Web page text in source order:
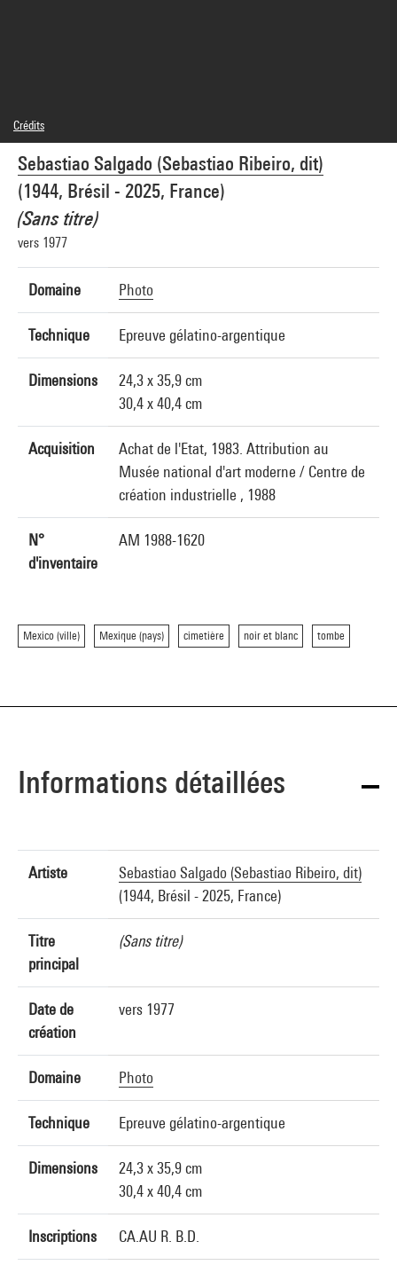
Sebastiao Salgado (Sebastiao Ribeiro, dit)
(1944, Brésil - 2025, France)
(Sans titre)
vers 1977
Domaine Photo
Technique Epreuve gélatino-argentique
Dimensions
24,3 x 35,9 cm
30,4 x 40,4 cm
Acquisition
Achat de l'Etat, 1983. Attribution au
Musée national d'art moderne / Centre de
création industrielle , 1988
N°
d'inventaire
AM 1988-1620
Mexico (ville) Mexique (pays) cimetière noir et blanc tombe
Crédits
© Sebastiao Salgado (Sebastiao Ribeiro, dit) (pour le droit de reproduction) © SAIF
(pour les droits multimédias)
Crédit photographique : Centre Pompidou, MNAM-CCI/Cecilia Laulanne/Dist.
GrandPalaisRmn
Réf. image : 4Y01335
Diffusion image :GrandPalaisRmnPhoto
Informations détaillées
Artiste
Sebastiao Salgado (Sebastiao Ribeiro, dit)
(1944, Brésil - 2025, France)
Titre
principal
(Sans titre)
Date de
création
vers 1977
Domaine Photo
Technique Epreuve gélatino-argentique
Dimensions
24,3 x 35,9 cm
30,4 x 40,4 cm
Inscriptions CA.AU R. B.D.